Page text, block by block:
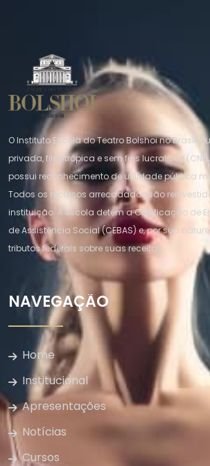
O Instituto Escola do Teatro Bolshoi no Brasil
privada, filantrópica e sem fins lucrativos
possui reconhecimento de utilidade pública
Todos os recursos arrecadados são
instituição. A escola detém a Certificação de
de Assistência Social (CEBAS) e, por sua
tributos federais sobre suas receitas.
NAVEGAÇÃO
Home
Institucional
Apresentações
Notícias
Cursos